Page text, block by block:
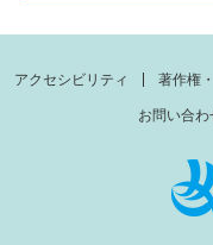
アクセシビリティ 著作権
お問い合わ